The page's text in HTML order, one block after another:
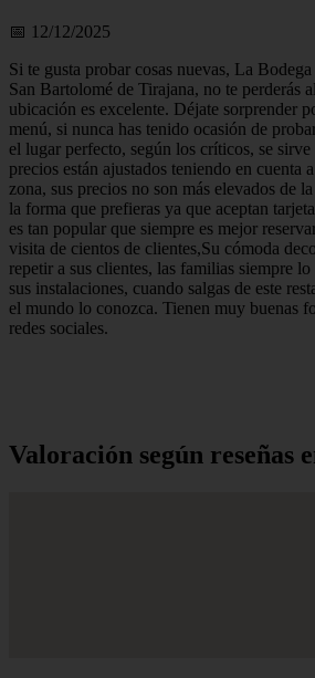
📅 12/12/2025
Si te gusta probar cosas nuevas, La
San Bartolomé de Tirajana, no te perderás
ubicación es excelente. Déjate sorprender
menú, si nunca has tenido ocasión de
el lugar perfecto, según los críticos, se sirve
precios están ajustados teniendo en cuenta
zona, sus precios no son más elevados de
la forma que prefieras ya que aceptan
es tan popular que siempre es mejor
visita de cientos de clientes,Su cómoda
repetir a sus clientes, las familias siempre
sus instalaciones, cuando salgas de este
el mundo lo conozca. Tienen muy buenas
redes sociales.
Valoración según reseñas